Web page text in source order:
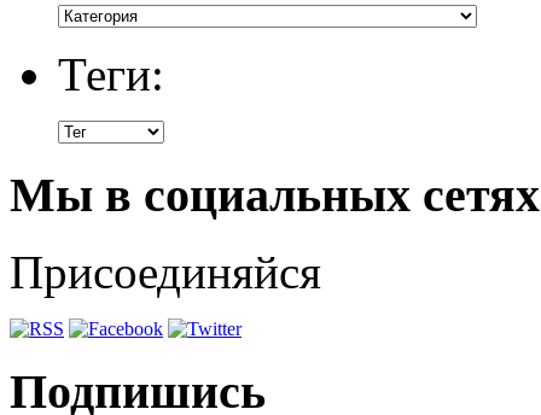
Теги:
Мы в социальных сетях
Присоединяйся
Подпишись